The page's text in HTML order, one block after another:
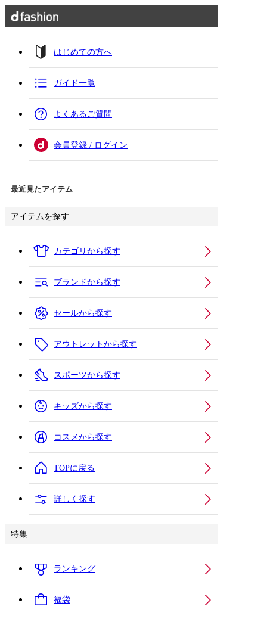
はじめての方へ
ガイド一覧
よくあるご質問
会員登録 / ログイン
最近見たアイテム
アイテムを探す
カテゴリから探す
ブランドから探す
セールから探す
アウトレットから探す
スポーツから探す
キッズから探す
コスメから探す
TOPに戻る
詳しく探す
特集
ランキング
福袋